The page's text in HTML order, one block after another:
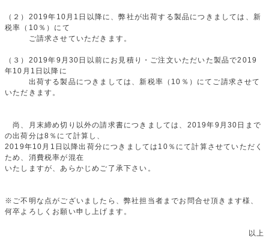
（２）2019年10月1日以降に、弊社が出荷する製品につきましては、新
税率（10％）にて
ご請求させていただきます。
（３）2019年9月30日以前にお見積り・ご注文いただいた製品で2019
年10月1日以降に
出荷する製品につきましては、新税率（10％）にてご請求させて
いただきます。
尚、月末締め切り以外の請求書につきましては、2019年9月30日まで
の出荷分は8％にて計算し、
2019年10月1日以降出荷分につきましては10％にて計算させていただく
ため、消費税率が混在
いたしますが、あらかじめご了承下さい。
※ご不明な点がございましたら、弊社担当者までお問合せ頂きます様、
何卒よろしくお願い申し上げます。
以上